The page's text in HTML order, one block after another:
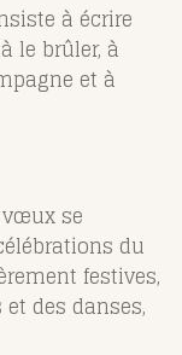
à écrire
le brûler, à
et à
se
du
festives,
des danses,